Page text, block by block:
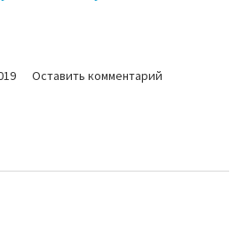
Оставить комментарийна
select: